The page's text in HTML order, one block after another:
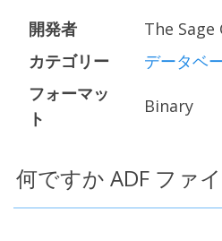
開発者
The Sage
カテゴリー
データベ
フォーマッ
ト
Binary
何ですか ADF ファ